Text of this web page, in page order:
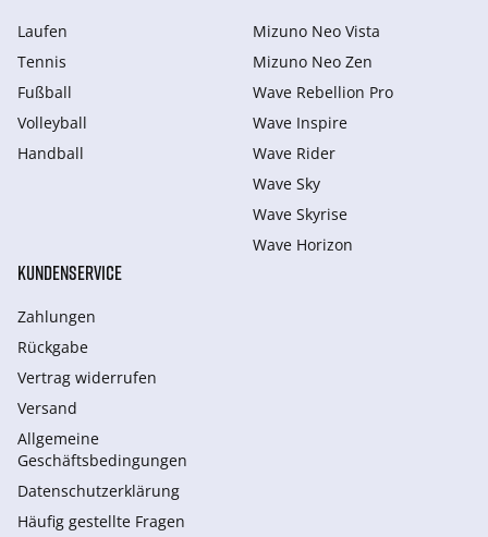
Laufen
Tennis
Fußball
Volleyball
Handball
Mizuno Neo Vista
Mizuno Neo Zen
Wave Rebellion Pro
Wave Inspire
Wave Rider
Wave Sky
Wave Skyrise
Wave Horizon
KUNDENSERVICE
Zahlungen
Rückgabe
Vertrag widerrufen
Versand
Allgemeine
Geschäftsbedingungen
Datenschutzerklärung
Häufig gestellte Fragen